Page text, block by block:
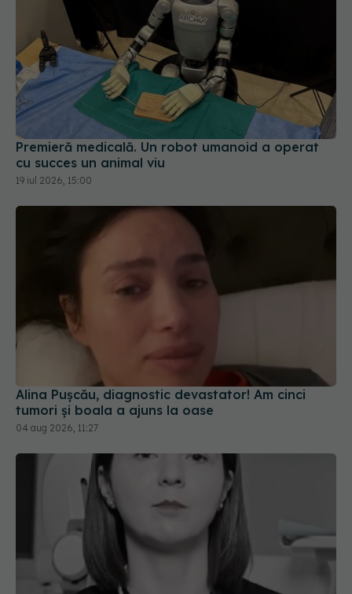
Premieră medicală. Un robot umanoid a operat
cu succes un animal viu
19 iul 2026, 15:00
Alina Pușcău, diagnostic devastator! Am cinci
tumori și boala a ajuns la oase
04 aug 2026, 11:27